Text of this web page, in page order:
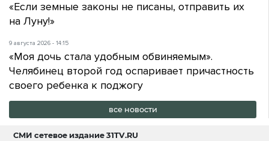
«Если земные законы не писаны, отправить их
на Луну!»
9 августа 2026 - 14:15
«Моя дочь стала удобным обвиняемым».
Челябинец второй год оспаривает причастность
своего ребенка к поджогу
все новости
СМИ сетевое издание31TV.RU